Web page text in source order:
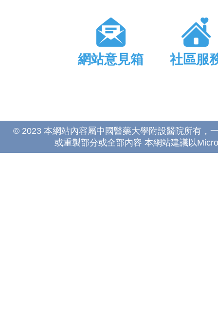
網站意見箱 社區服
© 2023 本網站內容屬中國醫藥大學附設醫院所有，
或重製部分或全部內容 本網站建議以